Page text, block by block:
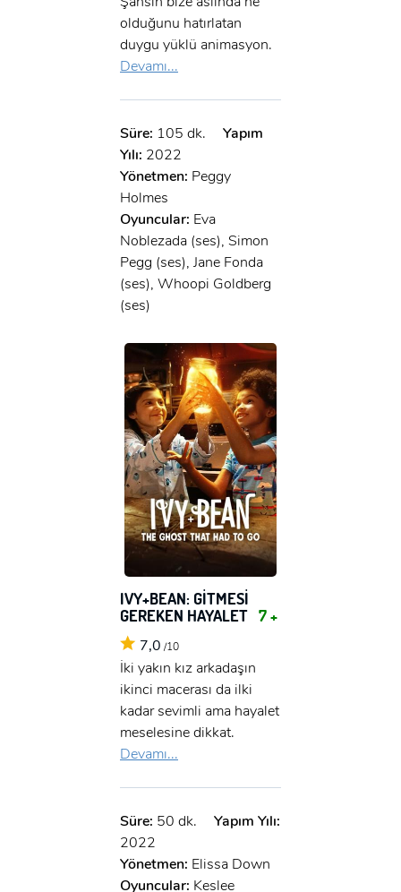
olduğunu hatırlatan
duygu yüklü animasyon.
Devamı...
Süre: 105 dk.
Yapım
Yılı: 2022
Yönetmen: Peggy
Holmes
Oyuncular: Eva
Noblezada (ses), Simon
Pegg (ses), Jane Fonda
(ses), Whoopi Goldberg
(ses)
IVY+BEAN: GİTMESİ
GEREKEN HAYALET 7 +
7,0 /10
İki yakın kız arkadaşın
ikinci macerası da ilki
kadar sevimli ama hayalet
meselesine dikkat.
Devamı...
Süre: 50 dk.
Yapım Yılı:
2022
Yönetmen: Elissa Down
Oyuncular: Keslee